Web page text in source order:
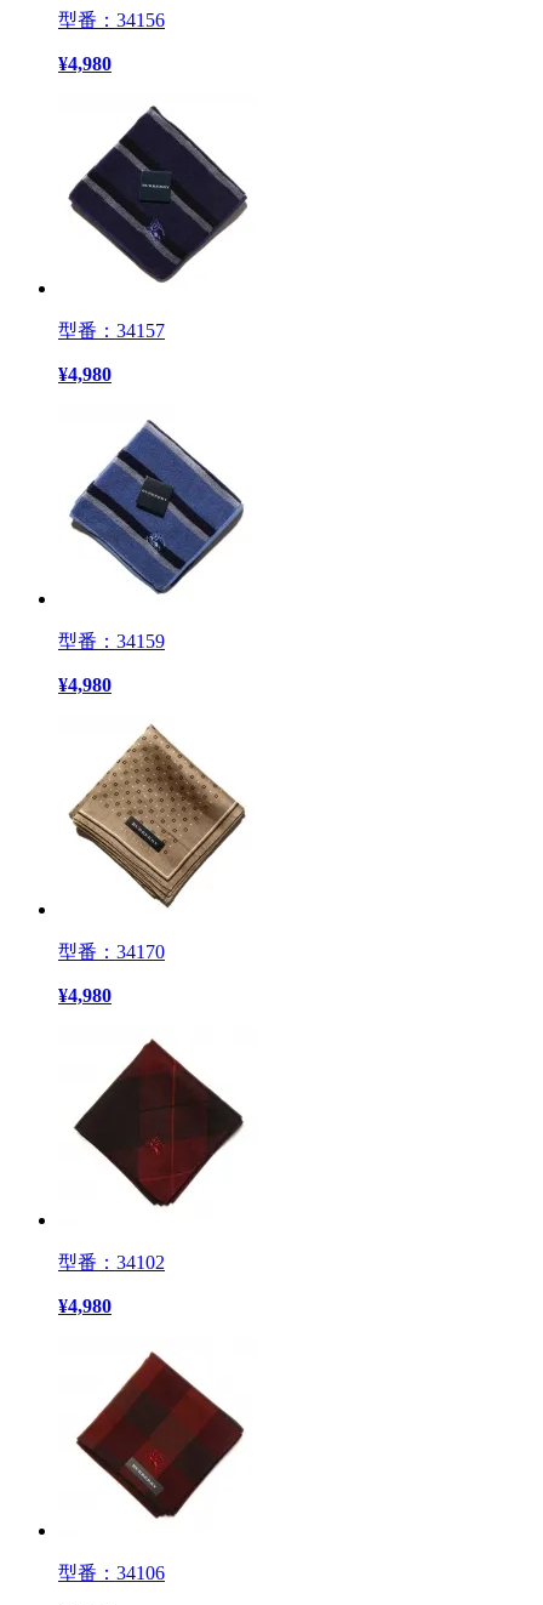
型番：34156
¥4,980
型番：34157
¥4,980
型番：34159
¥4,980
型番：34170
¥4,980
型番：34102
¥4,980
型番：34106